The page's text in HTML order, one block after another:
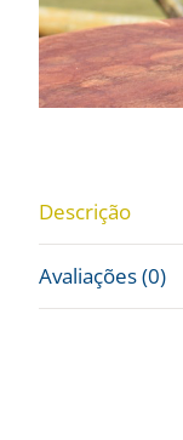
Descrição
Avaliações (0)